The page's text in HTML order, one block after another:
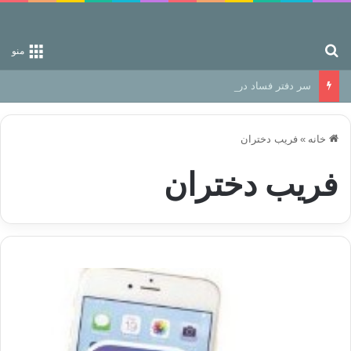
منو
سر دفتر فساد در زمین‌، دوری وکناره‌گیری از راه خداست‌!
خانه » فریب دختران
فریب دختران